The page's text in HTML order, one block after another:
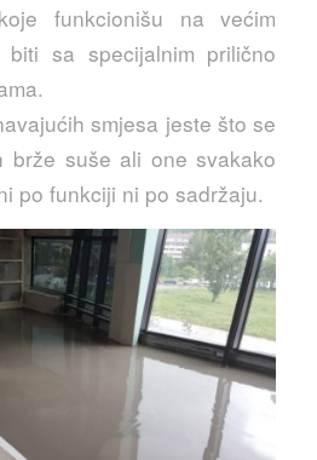
funkcionišu na većim
biti sa specijalnim prilično
smjesa jeste što se
brže suše ali one svakako
po funkciji ni po sadržaju.